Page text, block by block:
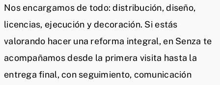
Nos encargamos de todo: distribución, diseño,
licencias, ejecución y decoración. Si estás
valorando hacer una reforma integral, en Senza te
acompañamos desde la primera visita hasta la
entrega final, con seguimiento, comunicación